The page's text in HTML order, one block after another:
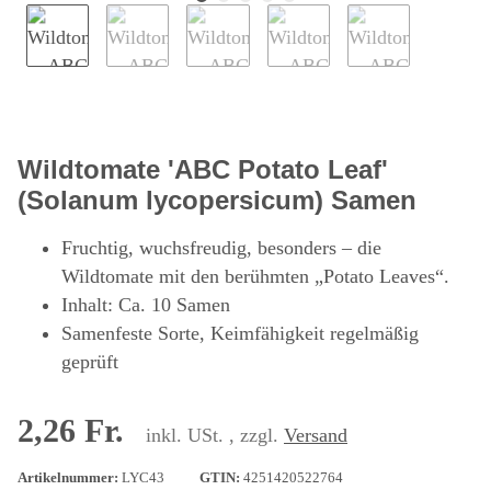
Wildtomate 'ABC Potato Leaf'
(Solanum lycopersicum) Samen
Fruchtig, wuchsfreudig, besonders – die
Wildtomate mit den berühmten „Potato Leaves“.
Inhalt: Ca. 10 Samen
Samenfeste Sorte, Keimfähigkeit regelmäßig
geprüft
2,26 Fr. inkl. USt. , zzgl. Versand
Artikelnummer: LYC43 GTIN: 4251420522764